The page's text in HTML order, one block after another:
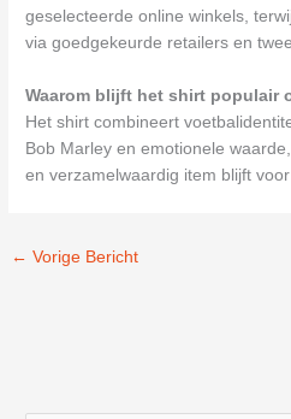
geselecteerde online winkels,
via goedgekeurde retailers en
Waarom blijft het shirt populair
Het shirt combineert
Bob Marley en emotionele
en verzamelwaardig item blijft
← Vorige Bericht